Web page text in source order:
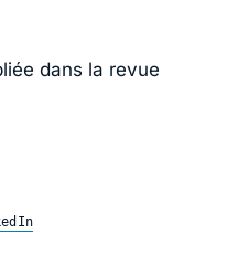
dans la revue